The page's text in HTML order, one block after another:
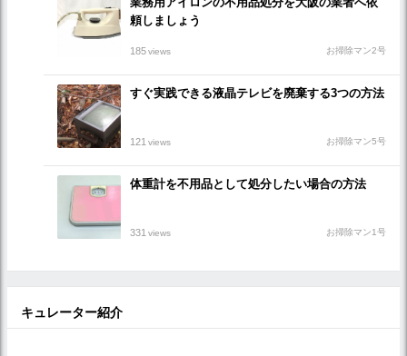
頼しましょう
185views お掃除マン2号
すぐ実践できる液晶テレビを廃棄する3つの方法
121 views お掃除マン5号
体重計を不用品として処分したい場合の方法
331 views お掃除マン1号
キュレーター紹介